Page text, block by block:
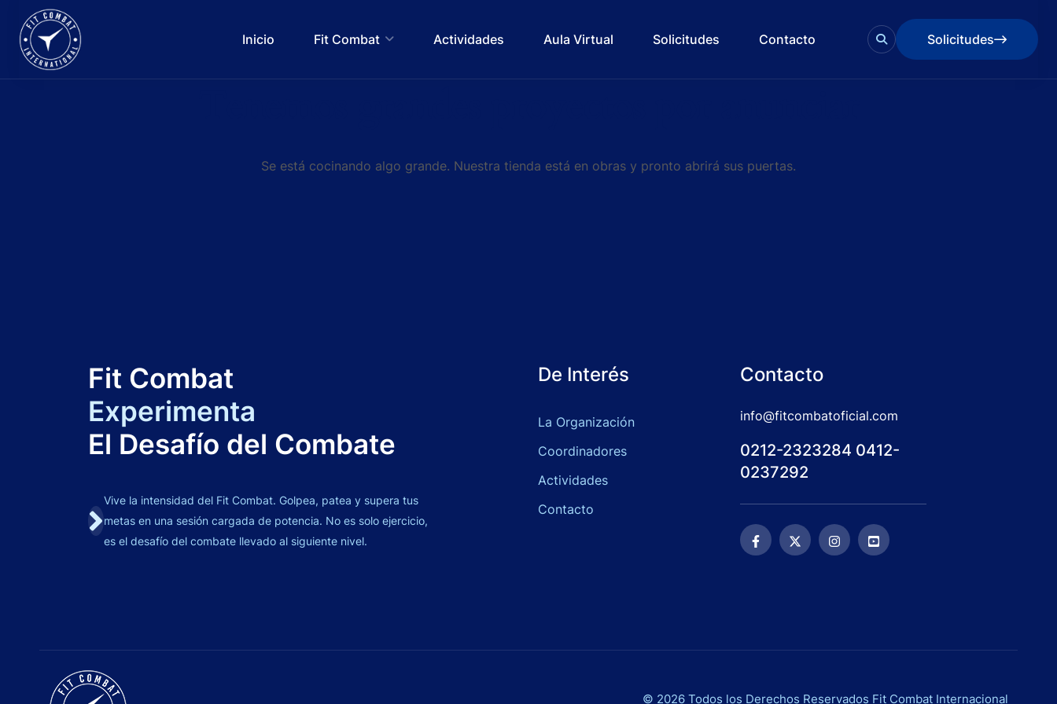
Inicio Fit Combat Actividades Aula Virtual Solicitudes Contacto
Solicitudes
Solicitudes
Se está cocinando algo grande. Nuestra tienda está en obras y pronto abrirá sus puertas.
Fit Combat
Experimenta
El Desafío del Combate
Vive la intensidad del Fit Combat. Golpea, patea y supera tus
metas en una sesión cargada de potencia. No es solo ejercicio,
es el desafío del combate llevado al siguiente nivel.
De Interés
La Organización
Coordinadores
Actividades
Contacto
Contacto
info@fitcombatoficial.com
0212-2323284 0412-
0237292
© 2026 Todos los Derechos Reservados Fit Combat Internacional